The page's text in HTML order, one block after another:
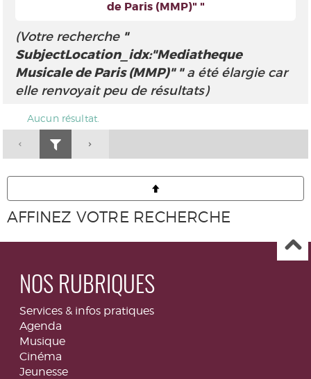
de Paris (MMP)" "
(Votre recherche "
SubjectLocation_idx:"Mediatheque
Musicale de Paris (MMP)" "a été élargie car
elle renvoyait peu de résultats)
Aucun résultat.
AFFINEZ VOTRE RECHERCHE
NOS RUBRIQUES
Services & infos pratiques
Agenda
Musique
Cinéma
Jeunesse